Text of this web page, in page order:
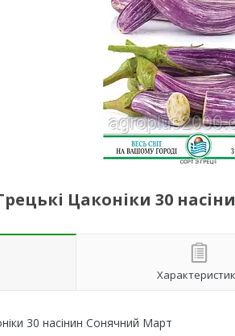
Цаконіки 30
30 насінин Сонячний Март